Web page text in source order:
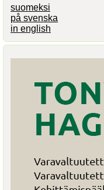
suomeksi
på svenska
in english